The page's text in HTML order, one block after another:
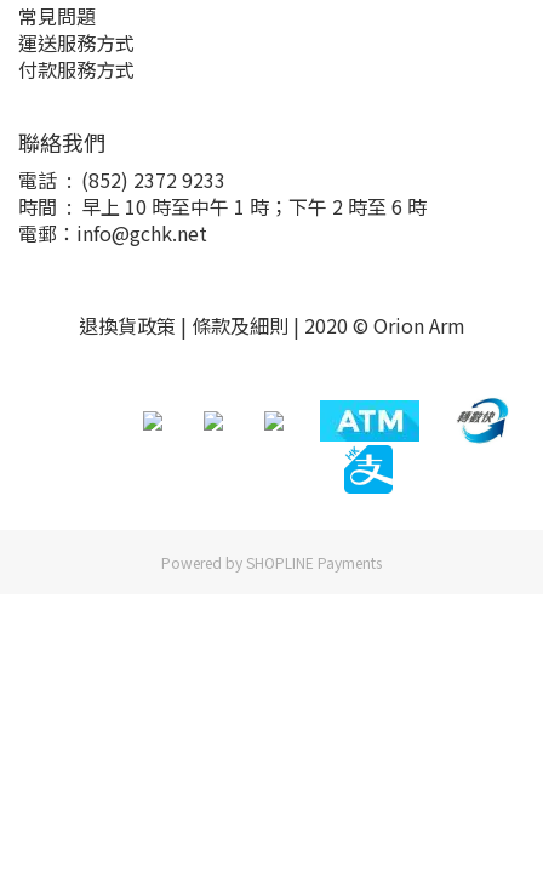
常見問題
運送服務方式
付款服務方式
聯絡我們
電話 : (852) 2372 9233
時間 : 早上 10 時至中午 1 時；下午 2 時至 6 時
電郵：info@gchk.net
退換貨政策 | 條款及細則 | 2020 © Orion Arm
Powered by SHOPLINE Payments